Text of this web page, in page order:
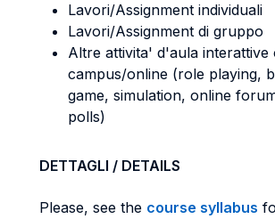
Lavori/Assignment individuali
Lavori/Assignment di gruppo
Altre attivita' d'aula interattive
campus/online (role playing,
game, simulation, online
polls)
DETTAGLI / DETAILS
Please, see the course syllabus